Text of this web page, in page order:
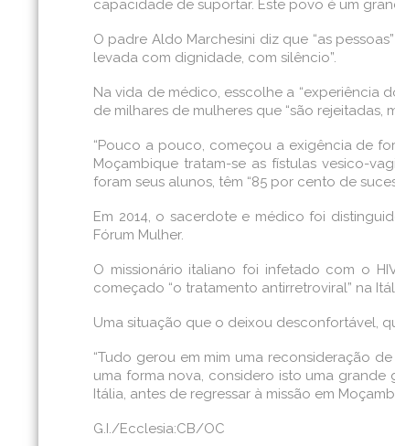
capacidade de suportar. Este povo é um
O padre Aldo Marchesini diz que “as
levada com dignidade, com silêncio”.
Na vida de médico, esscolhe a “experiência
de milhares de mulheres que “são rejeitadas,
“Pouco a pouco, começou a exigência de
Moçambique tratam-se as fístulas vesico-
foram seus alunos, têm “85 por cento de
Em 2014, o sacerdote e médico foi
Fórum Mulher.
O missionário italiano foi infetado com o
começado “o tratamento antirretroviral” na
Uma situação que o deixou desconfortável,
“Tudo gerou em mim uma reconsideração
uma forma nova, considero isto uma grande
Itália, antes de regressar à missão em
G.I./Ecclesia:CB/OC